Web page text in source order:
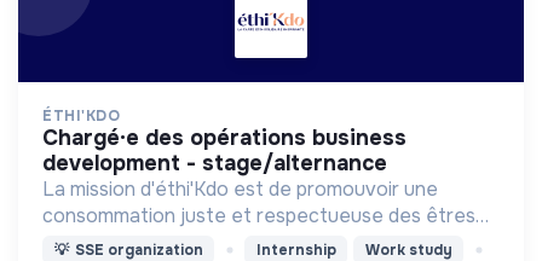
ÉTHI'KDO
chargé·e des opérations business
development - stage/alternance
La mission d'éthi'Kdo est de promouvoir une
consommation juste et respectueuse des êtres
vivants et de la planète
💡 SSE organization Internship Work study